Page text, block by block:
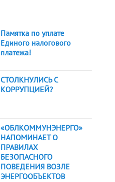
Памятка по уплате
Единого налогового
платежа!
СТОЛКНУЛИСЬ С
КОРРУПЦИЕЙ?
«ОБЛКОММУНЭНЕРГО»
НАПОМИНАЕТ О
ПРАВИЛАХ
БЕЗОПАСНОГО
ПОВЕДЕНИЯ ВОЗЛЕ
ЭНЕРГООБЪЕКТОВ